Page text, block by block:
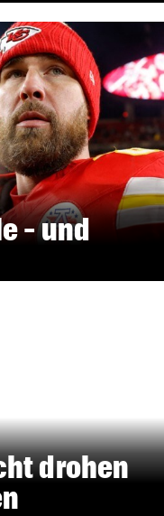
– und
drohen